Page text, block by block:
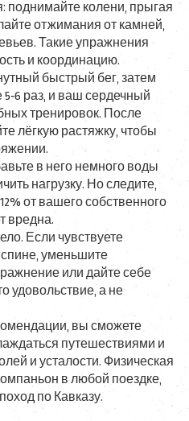
поднимайте колени, прыгая
отжимания от камней,
Такие упражнения
и координацию.
быстрый бег, затем
раз, и ваш сердечный
тренировок. После
лёгкую растяжку, чтобы
в него немного воды
нагрузку. Но следите,
от вашего собственного
вредна.
Если чувствуете
уменьшите
или дайте себе
удовольствие, а не
вы сможете
путешествиями и
и усталости. Физическая
в любой поездке,
по Кавказу.